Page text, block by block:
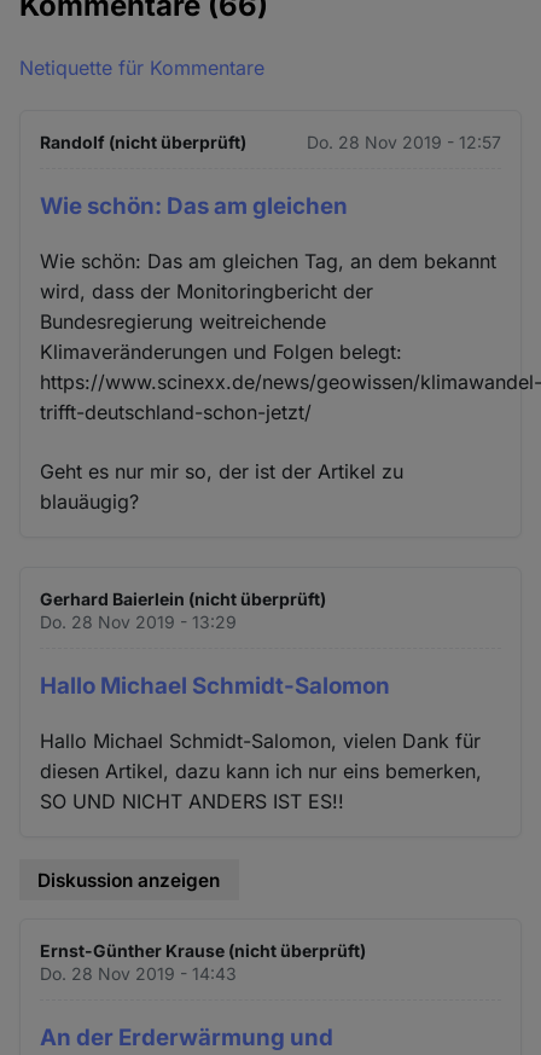
Netiquette für Kommentare
Randolf (nicht überprüft) Do. 28 Nov 2019 - 12:57
Wie schön: Das am gleichen
Wie schön: Das am gleichen Tag, an dem bekannt
wird, dass der Monitoringbericht der
Bundesregierung weitreichende
Klimaveränderungen und Folgen belegt:
https://www.scinexx.de/news/geowissen/
trifft-deutschland-schon-jetzt/
Geht es nur mir so, der ist der Artikel zu
blauäugig?
Gerhard Baierlein (nicht überprüft)
Do. 28 Nov 2019 - 13:29
Hallo Michael Schmidt-Salomon
Hallo Michael Schmidt-Salomon, vielen Dank für
diesen Artikel, dazu kann ich nur eins bemerken,
SO UND NICHT ANDERS IST ES!!
Diskussion anzeigen
Ernst-Günther Krause (nicht überprüft)
Do. 28 Nov 2019 - 14:43
An der Erderwärmung und